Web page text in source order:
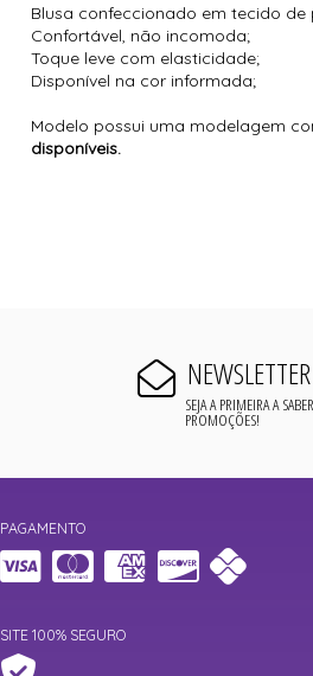
Blusa confeccionado em tecido
Confortável, não incomoda;
Toque leve com elasticidade;
Disponível na cor informada;
Modelo possui uma modelagem
disponíveis.
NEWSLETTER
SEJA A PRIMEIRA A
PROMOÇÕES!
PAGAMENTO
SITE 100% SEGURO